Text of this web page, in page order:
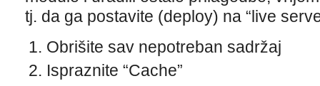
tj. da ga postavite (deploy) na “live
Obrišite sav nepotreban sadržaj
Ispraznite “Cache”